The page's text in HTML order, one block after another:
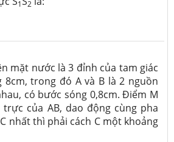
1 2
mặt nước là 3 đỉnh của tam giác
8cm, trong đó A và B là 2 nguồn
có bước sóng 0,8cm. Điểm M
của AB, dao động cùng pha
nhất thì phải cách C một khoảng